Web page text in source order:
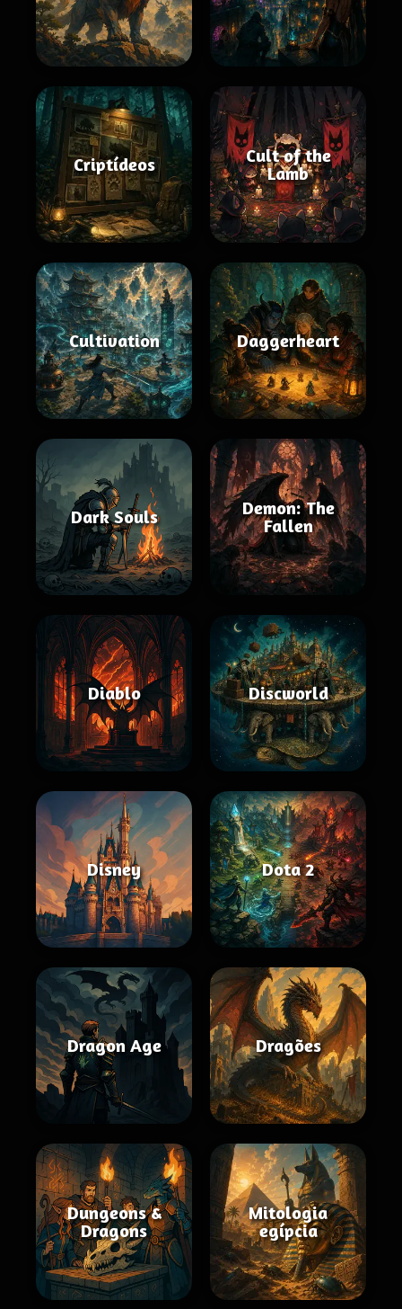
Criptídeos
Cult of the
Lamb
Cultivation Daggerheart
Dark Souls
Demon: The
Fallen
Diablo Discworld
Disney Dota 2
Dragon Age Dragões
Dungeons &
Dragons
Mitologia
egípcia